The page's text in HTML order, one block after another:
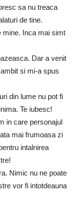
sa nu treaca
de tine.
mine. Inca mai simt
Dar a venit
si mi-a spus
din lume nu pot fi
Te iubesc!
in care personajul
mai frumoasa zi
intalnirea
Nimic nu ne poate
vor fi intotdeauna